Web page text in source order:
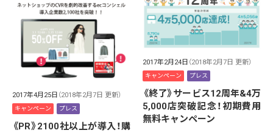
2017年4月25日 （2018年2月7日 更新）
キャンペーン プレス
《PR》2100社以上が導入！購
2017年2月24日 （2018年2月7日 更新）
キャンペーン プレス
《終了》サービス12周年&4万
5,000店突破記念！初期費用
無料キャンペーン